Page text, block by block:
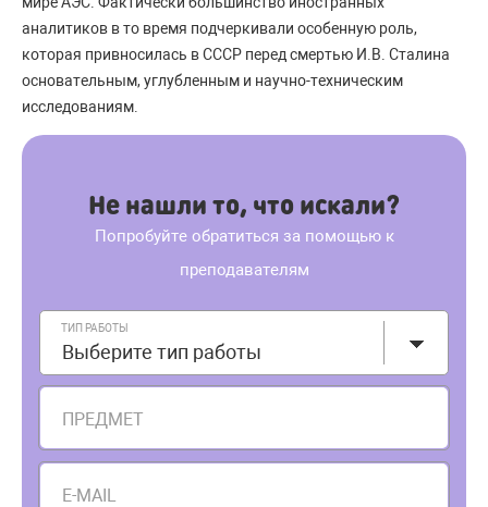
аналитиков в то время подчеркивали особенную роль,
которая привносилась в СССР перед смертью И.В. Сталина
основательным, углубленным и научно-техническим
исследованиям.
Не нашли то, что искали?
Попробуйте обратиться за помощью к
преподавателям
ТИП РАБОТЫ
Выберите тип работы
ПРЕДМЕТ
E-MAIL